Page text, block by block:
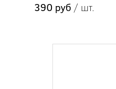
390 руб / шт.